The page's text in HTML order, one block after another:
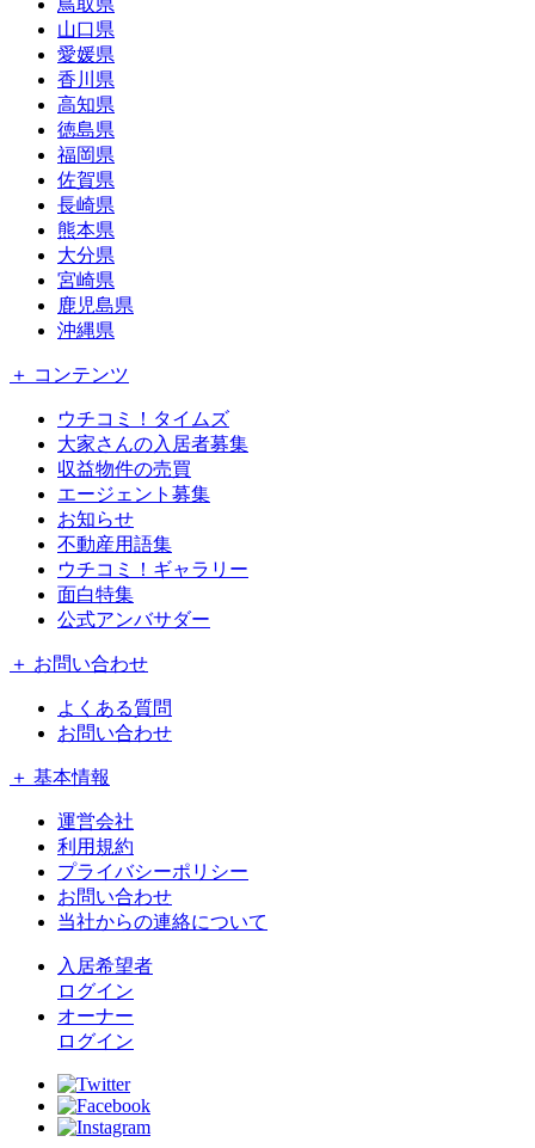
山口県
愛媛県
香川県
高知県
徳島県
福岡県
佐賀県
長崎県
熊本県
大分県
宮崎県
鹿児島県
沖縄県
＋ コンテンツ
ウチコミ！タイムズ
大家さんの入居者募集
収益物件の売買
エージェント募集
お知らせ
不動産用語集
ウチコミ！ギャラリー
面白特集
公式アンバサダー
＋ お問い合わせ
よくある質問
お問い合わせ
＋ 基本情報
運営会社
利用規約
プライバシーポリシー
お問い合わせ
当社からの連絡について
入居希望者
ログイン
オーナー
ログイン